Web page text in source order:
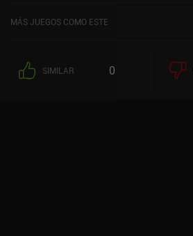
MÁS JUEGOS COMO ESTE
SIMILAR 0